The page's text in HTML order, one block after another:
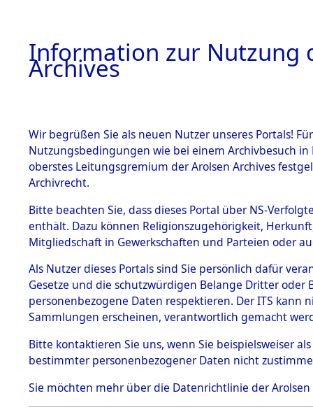
BESTÄNDE
1.
mente
5. Verschiedenes
5.3
Todesmärsche
5.3.1 Alliierte
Erhebungen
zu
Todesmärsch
en
5.3.2
Dead -
Branch -
Information zur Nutzung
Archives
Wir begrüßen Sie als neuen Nutzer unseres Portals!
Nutzungsbedingungen wie bei einem Archivbesuch
oberstes Leitungsgremium der Arolsen Archives
Archivrecht.
Bitte beachten Sie, dass dieses Portal über NS-
enthält. Dazu können Religionszugehörigkeit,
Mitgliedschaft in Gewerkschaften und Parteien oder
Als Nutzer dieses Portals sind Sie persönlich dafür
Gesetze und die schutzwürdigen Belange Dritter
personenbezogene Daten respektieren. Der ITS
Sammlungen erscheinen, verantwortlich gemacht
Bitte kontaktieren Sie uns, wenn Sie beispielsweiser
bestimmter personenbezogener Daten nicht
Sie möchten mehr über die Datenrichtlinie der Arolsen